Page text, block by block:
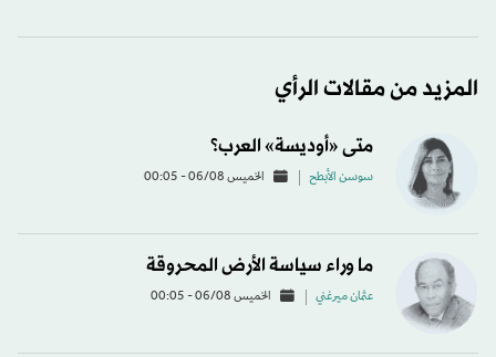
المزيد من مقالات الرأي
متى «أوديسة» العرب؟
سوسن الأبطح الخميس 06/08 - 00:05
ما وراء سياسة الأرض المحروقة
عثمان ميرغني الخميس 06/08 - 00:05